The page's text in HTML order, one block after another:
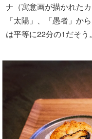
ナ（寓意画が描かれた
「太陽」、「愚者」か
は平等に22分の1だそう。